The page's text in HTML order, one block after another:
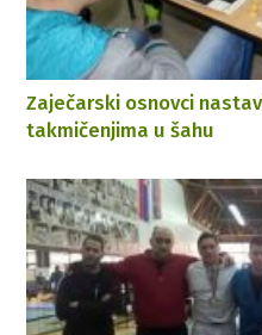
Zaječarski osnovci
takmičenjima u šahu